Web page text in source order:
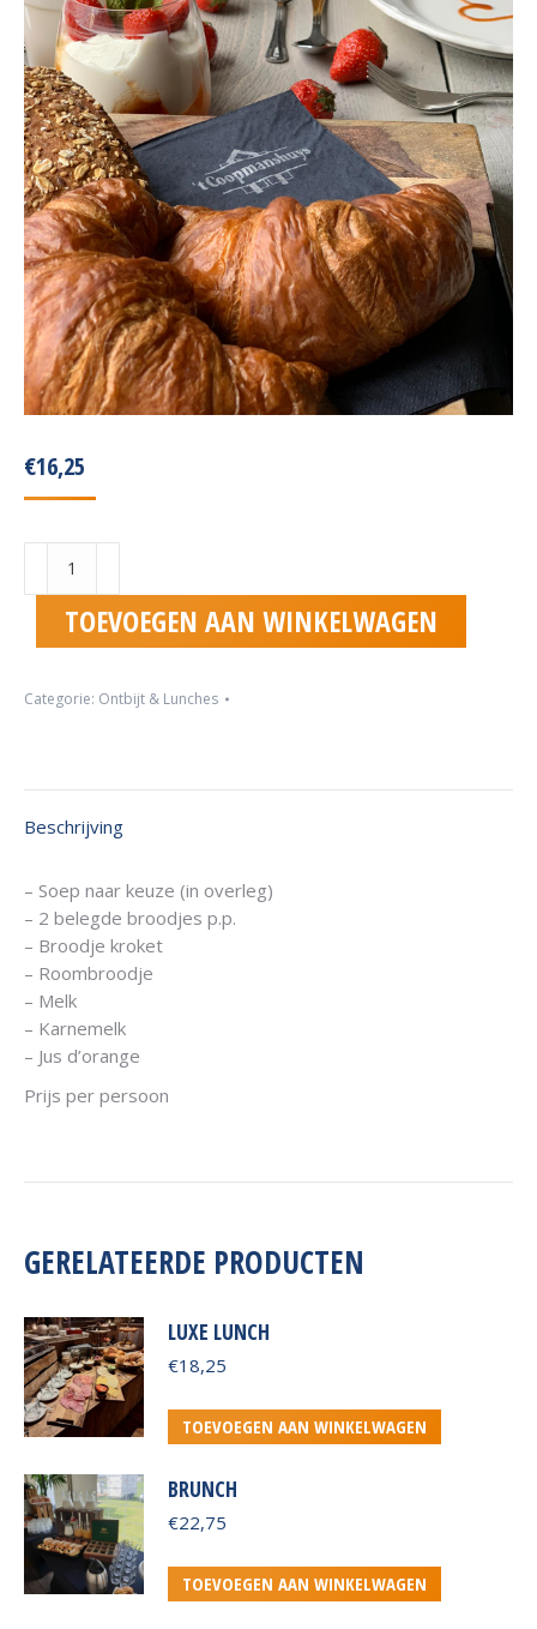
€16,25
standaard
aantalTOEVOEGEN AAN WINKELWAGEN
Categorie: Ontbijt & Lunches
Beschrijving
– Soep naar keuze (in overleg)
– 2 belegde broodjes p.p.
– Broodje kroket
– Roombroodje
– Melk
– Karnemelk
– Jus d’orange
Prijs per persoon
GERELATEERDE PRODUCTEN
LUXE LUNCH
€18,25
TOEVOEGEN AAN WINKELWAGEN
BRUNCH
€22,75
TOEVOEGEN AAN WINKELWAGEN